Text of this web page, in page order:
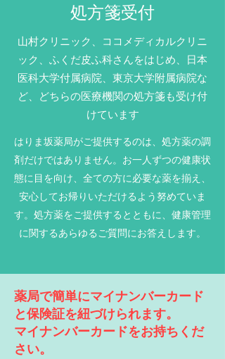
​処方箋受付
山村クリニック、ココメディカルクリニ
ック、ふくだ皮ふ科さんをはじめ、日本
医科大学付属病院、東京大学附属病院な
ど、どちらの医療機関の処方箋も受け付
けています
はりま坂薬局がご提供するのは、処方薬の調
剤だけではありません。お一人ずつの健康状
態に目を向け、全ての方に必要な薬を揃え、
安心してお帰りいただけるよう努めていま
す。処方薬をご提供するとともに、健康管理
に関するあらゆるご質問にお答えします。
薬局で簡単にマイナンバーカード
と保険証を紐づけられます。
マイナンバーカードをお持ちくだ
さい。